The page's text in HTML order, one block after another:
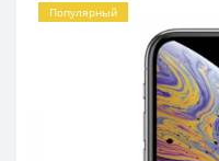
Популярный